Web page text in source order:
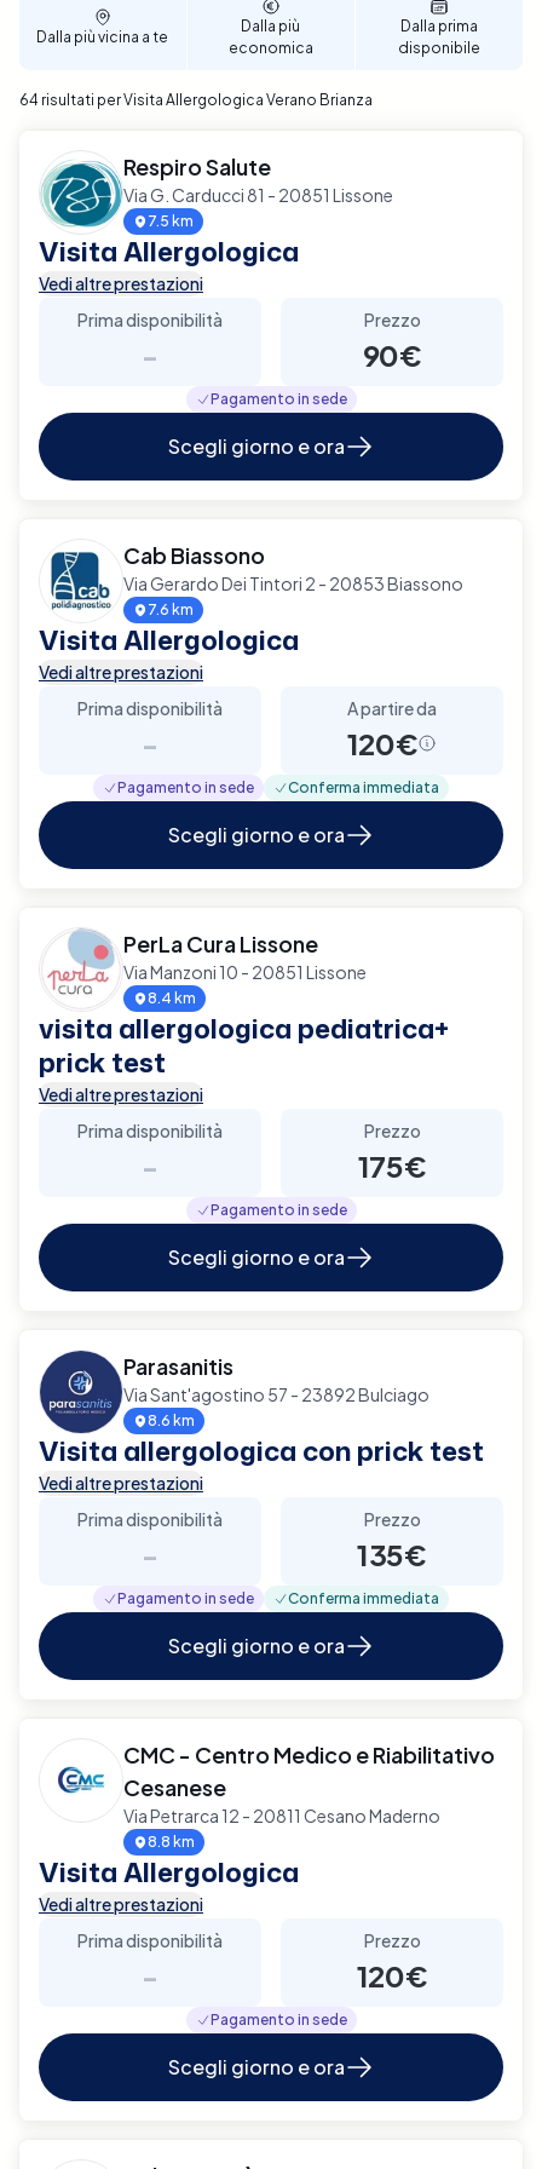
un'accurata valutazione allergologica a Verano
Brianza.
Dalla più vicina a te
Dalla più
economica
Dalla prima
disponibile
64 risultati per Visita Allergologica Verano Brianza
Respiro Salute
Via G. Carducci 81 - 20851 Lissone
7.5 km
Visita Allergologica
Vedi altre prestazioni
Prima disponibilità
-
Prezzo
90€
Pagamento in sede
Scegli giorno e ora
Cab Biassono
Via Gerardo Dei Tintori 2 - 20853 Biassono
7.6 km
Visita Allergologica
Vedi altre prestazioni
Prima disponibilità
-
A partire da
120€
Pagamento in sede Conferma immediata
Scegli giorno e ora
PerLa Cura Lissone
Via Manzoni 10 - 20851 Lissone
8.4 km
visita allergologica pediatrica+
prick test
Vedi altre prestazioni
Prima disponibilità
-
Prezzo
175€
Pagamento in sede
Scegli giorno e ora
Parasanitis
Via Sant'agostino 57 - 23892 Bulciago
8.6 km
Visita allergologica con prick test
Vedi altre prestazioni
Prima disponibilità
-
Prezzo
135€
Pagamento in sede Conferma immediata
Scegli giorno e ora
CMC - Centro Medico e Riabilitativo
Cesanese
Via Petrarca 12 - 20811 Cesano Maderno
8.8 km
Visita Allergologica
Vedi altre prestazioni
Prima disponibilità
-
Prezzo
120€
Pagamento in sede
Scegli giorno e ora